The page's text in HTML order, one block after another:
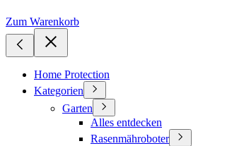
Zum Warenkorb
Home Protection
Kategorien
Garten
Alles entdecken
Rasenmähroboter